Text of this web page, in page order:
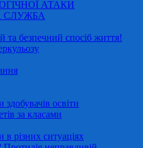
АТАКИ
СЛУЖБА
та безпечний спосіб життя!
освіти
за класами
різних ситуаціях